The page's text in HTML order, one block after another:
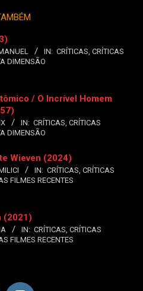
IN: CRÍTICAS, CRÍTICAS
DIMENSÃO
/ O Incrível Homem
IN: CRÍTICAS, CRÍTICAS
DIMENSÃO
Wieven (2024)
IN: CRÍTICAS, CRÍTICAS
FILMES RECENTES
(2021)
IN: CRÍTICAS, CRÍTICAS
FILMES RECENTES